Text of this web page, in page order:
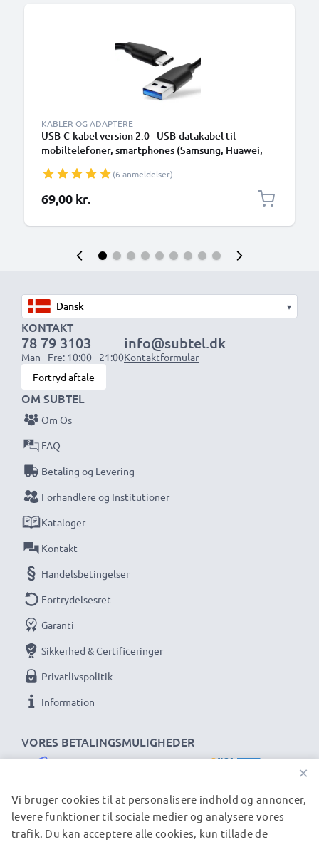
KABLER OG ADAPTERE
USB-C-kabel version 2.0 - USB-datakabel til
mobiltelefoner, smartphones (Samsung, Huawei,
Sony, GoPro) og mange flere - 1,0m 3A-
opladerkabel med USB Type C-stik
(6 anmeldelser)
69,00 kr.
▾
KONTAKT
78 79 3103
Man - Fre: 10:00 - 21:00
info@subtel.dk
Kontaktformular
Fortryd aftale
VORES BETALINGSMULIGHEDER
OM SUBTEL
Om Os
FAQ
Betaling og Levering
Forhandlere og Institutioner
Kataloger
Kontakt
Handelsbetingelser
Fortrydelsesret
Garanti
Sikkerhed & Certificeringer
Privatlivspolitik
Information
VORES FORSENDELSESPARTNERE
×
Vi bruger cookies til at personalisere indhold og annoncer,
levere funktioner til sociale medier og analysere vores
trafik. Du kan acceptere alle cookies, kun tillade de